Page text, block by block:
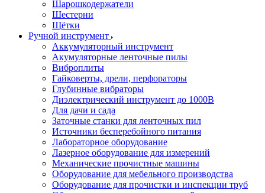
Шарошкодержатели
Шестерни
Щётки
Ручной инструмент
Аккумуляторный инструмент
Акумуляторные ленточные пилы
Виброплиты
Гайковерты, дрели, перфораторы
Глубинные вибраторы
Диэлектрический инструмент до 1000В
Для дачи и сада
Заточные станки для ленточных пил
Источники бесперебойного питания
Лабораторное оборудование
Лазерное оборудование для измерений
Механические прочистные машины
Оборудование для мебельного производства
Оборудование для прочистки и инспекции труб